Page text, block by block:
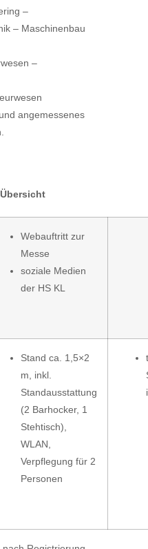
–
– Maschinenbau
–
angemessenes
Webauftritt zur
Messe
soziale Medien
der HS KL
Stand ca. 1,5×2
m, inkl.
Standausstattung
(2 Barhocker, 1
Stehtisch),
WLAN,
Verpflegung für 2
Personen